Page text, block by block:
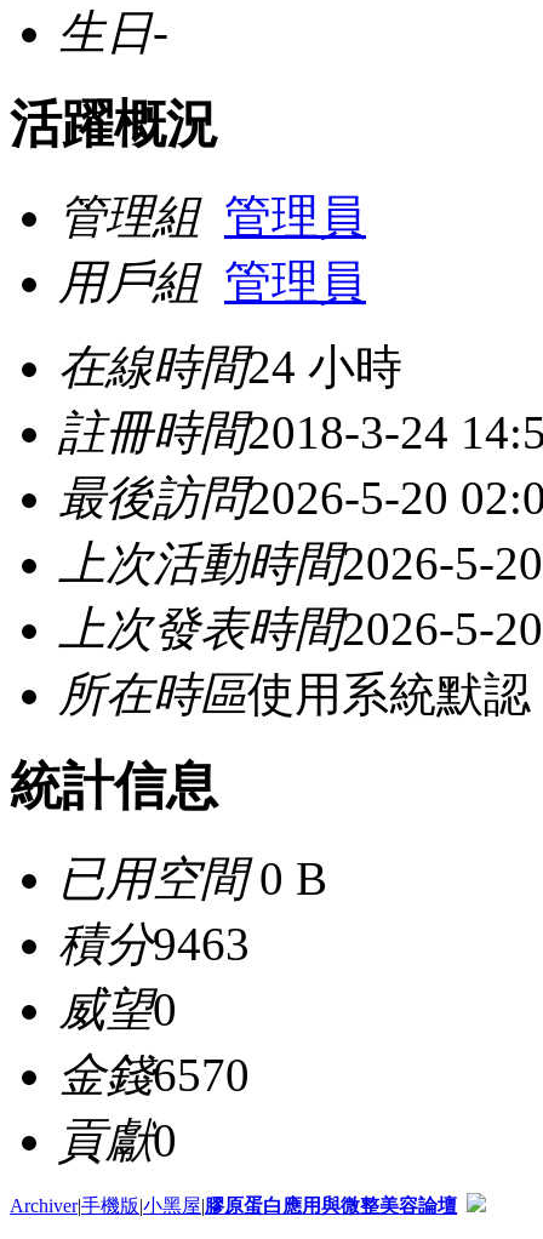
生日-
活躍概況
管理組 管理員
用戶組 管理員
在線時間24 小時
註冊時間2018-3-24
最後訪問2026-5-20
上次活動時間2026-5-
上次發表時間2026-5-
所在時區使用系統默認
統計信息
已用空間0 B
積分9463
威望0
金錢6570
貢獻0
Archiver|手機版|小黑屋|膠原蛋白應用與微整美容論壇